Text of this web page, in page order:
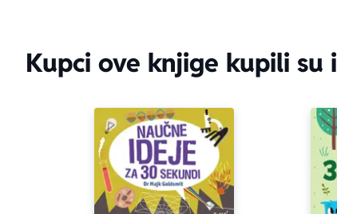
Kupci ove knjige kupili su i